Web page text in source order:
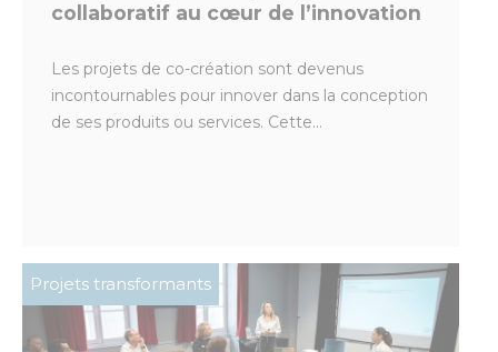
collaboratif au cœur de l’innovation
Les projets de co-création sont devenus
incontournables pour innover dans la conception
de ses produits ou services. Cette...
Projets transformants